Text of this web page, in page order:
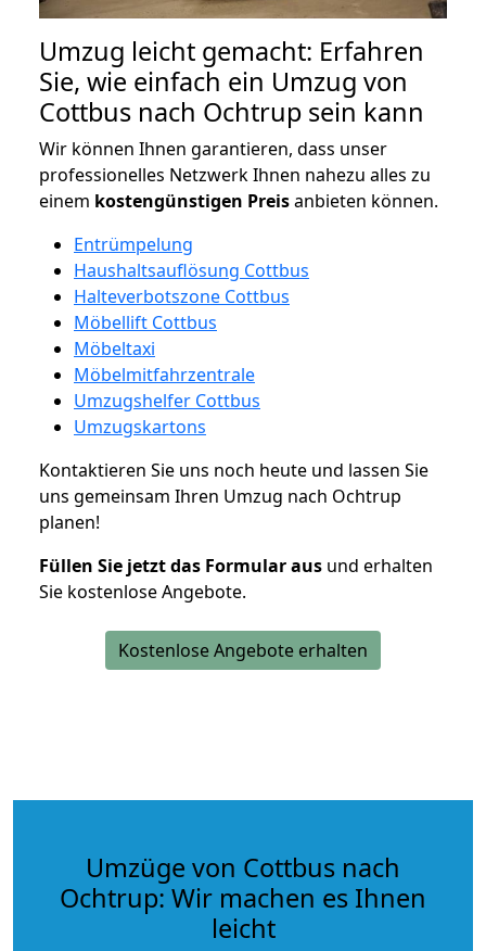
Umzug leicht gemacht: Erfahren
Sie, wie einfach ein Umzug von
Cottbus nach Ochtrup sein kann
Wir können Ihnen garantieren, dass unser
professionelles Netzwerk Ihnen nahezu alles zu
einem kostengünstigen Preisanbieten können.
Entrümpelung
Haushaltsauflösung Cottbus
Halteverbotszone Cottbus
Möbellift Cottbus
Möbeltaxi
Möbelmitfahrzentrale
Umzugshelfer Cottbus
Umzugskartons
Kontaktieren Sie uns noch heute und lassen Sie
uns gemeinsam Ihren Umzug nach Ochtrup
planen!
Füllen Sie jetzt das Formular aus und erhalten
Sie kostenlose Angebote.
Kostenlose Angebote erhalten
Umzüge von Cottbus nach
Ochtrup: Wir machen es Ihnen
leicht